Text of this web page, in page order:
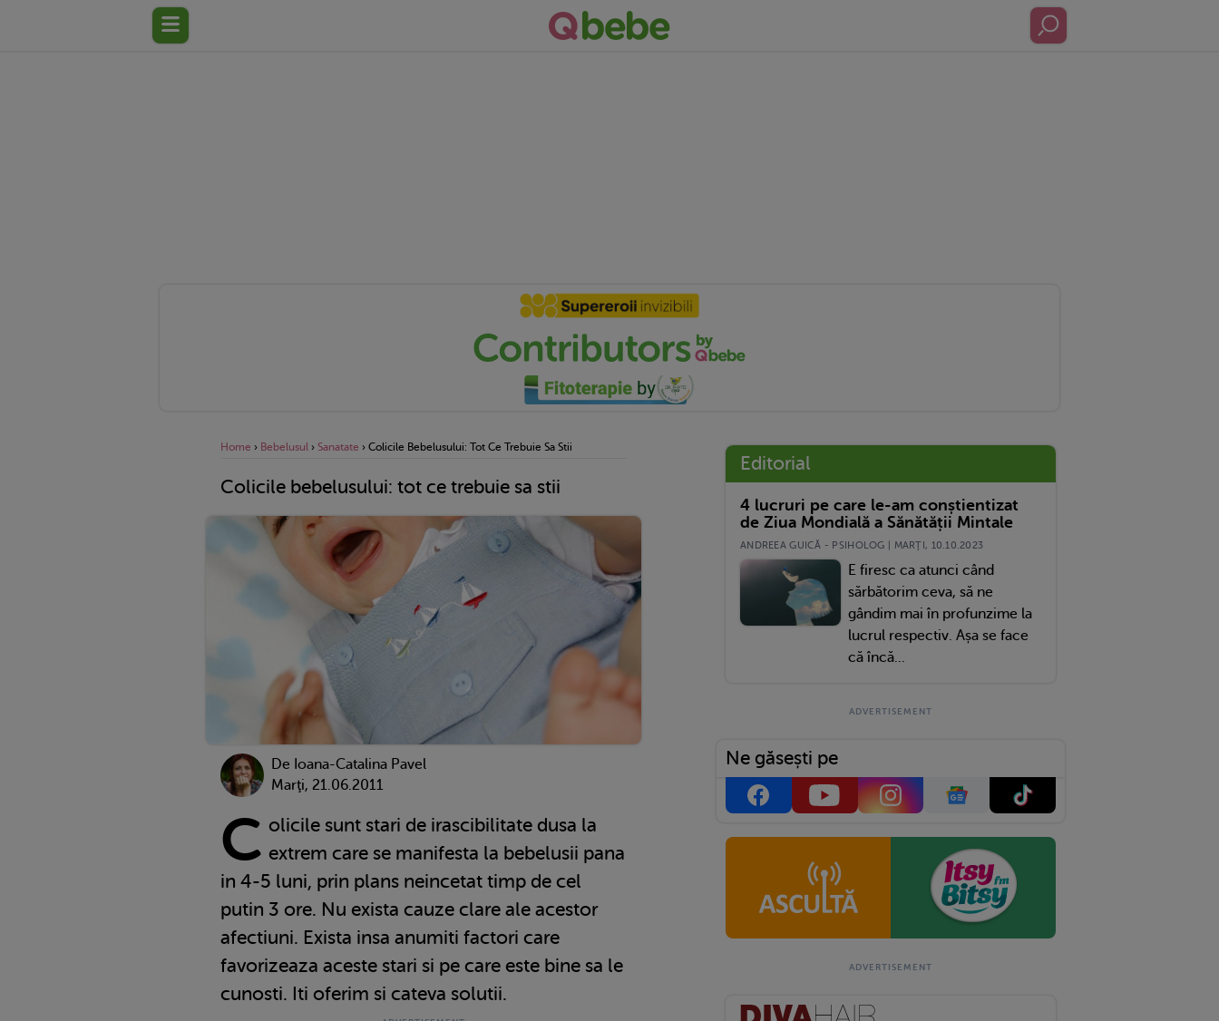
Home › Bebelusul › Sanatate › Colicile Bebelusului: Tot Ce Trebuie Sa Stii
Colicile bebelusului: tot ce trebuie sa stii
De Ioana-Catalina Pavel
Marţi, 21.06.2011
C olicile sunt stari de irascibilitate dusa la
extrem care se manifesta la bebelusii pana
in 4-5 luni, prin plans neincetat timp de cel
putin 3 ore. Nu exista cauze clare ale acestor
afectiuni. Exista insa anumiti factori care
favorizeaza aceste stari si pe care este bine sa le
cunosti. Iti oferim si cateva solutii.
Editorial
4 lucruri pe care le-am conștientizat
de Ziua Mondială a Sănătății Mintale
ANDREEA GUICĂ - PSIHOLOG | MARŢI, 10.10.2023
E firesc ca atunci când
sărbătorim ceva, să ne
gândim mai în profunzime la
lucrul respectiv. Așa se face
că încă...
Ne găsești pe